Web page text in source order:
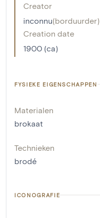
Creator
inconnu(borduurder)
Creation date
1900 (ca)
FYSIEKE EIGENSCHAPPEN
Materialen
brokaat
Technieken
brodé
ICONOGRAFIE